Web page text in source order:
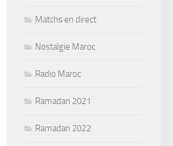
Matchs en direct
Nostalgie Maroc
Radio Maroc
Ramadan 2021
Ramadan 2022